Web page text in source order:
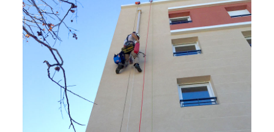
Interventions d’urgence